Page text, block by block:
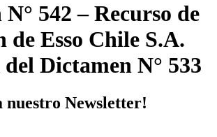
542 – Recurso de
de Esso Chile S.A.
Dictamen N° 533
nuestro Newsletter!